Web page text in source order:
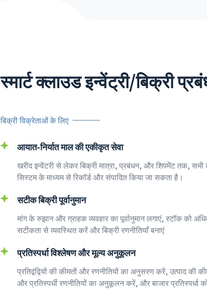
स्मार्ट क्लाउड इन्वेंट्री/बिक्री
बिक्री विक्रेताओं के लिए
आयात-निर्यात माल की एकीकृत सेवा
खरीद इन्वेंटरी से लेकर बिक्री मात्रा, प्रबंधन, और शिपमेंट तक, सभी
सिस्टम के माध्यम से रिकॉर्ड और संपादित किया जा सकता है।
सटीक बिक्री पूर्वानुमान
मांग के रुझान और ग्राहक व्यवहार का पूर्वानुमान लगाएं, स्टॉक को
सटीकता से व्यवस्थित करें और बिक्री रणनीतियाँ बनाएं
प्रतिस्पर्धा विश्लेषण और मूल्य अनुकूलन
प्रतिद्वंद्वियों की कीमतों और रणनीतियों का अनुसरण करें, उत्पाद की
और प्रतिस्पर्धी रणनीतियों का अनुकूलन करें, और बाजार प्रतिस्पर्धा